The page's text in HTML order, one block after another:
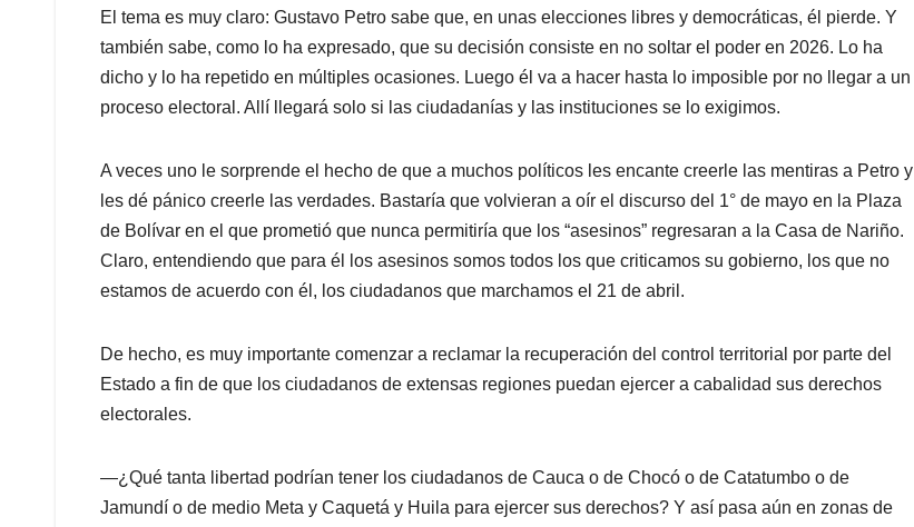
El tema es muy claro: Gustavo Petro sabe que, en unas elecciones libres y democráticas, él pierde. Y
también sabe, como lo ha expresado, que su decisión consiste en no soltar el poder en 2026. Lo ha
dicho y lo ha repetido en múltiples ocasiones. Luego él va a hacer hasta lo imposible por no llegar a un
proceso electoral. Allí llegará solo si las ciudadanías y las instituciones se lo exigimos.
A veces uno le sorprende el hecho de que a muchos políticos les encante creerle las mentiras a Petro y
les dé pánico creerle las verdades. Bastaría que volvieran a oír el discurso del 1° de mayo en la Plaza
de Bolívar en el que prometió que nunca permitiría que los “asesinos” regresaran a la Casa de Nariño.
Claro, entendiendo que para él los asesinos somos todos los que criticamos su gobierno, los que no
estamos de acuerdo con él, los ciudadanos que marchamos el 21 de abril.
De hecho, es muy importante comenzar a reclamar la recuperación del control territorial por parte del
Estado a fin de que los ciudadanos de extensas regiones puedan ejercer a cabalidad sus derechos
electorales.
—¿Qué tanta libertad podrían tener los ciudadanos de Cauca o de Chocó o de Catatumbo o de
Jamundí o de medio Meta y Caquetá y Huila para ejercer sus derechos? Y así pasa aún en zonas de